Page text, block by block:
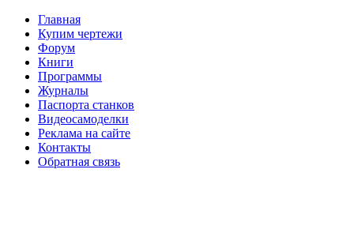
Главная
Купим чертежи
Форум
Книги
Программы
Журналы
Паспорта станков
Видеосамоделки
Реклама на сайте
Контакты
Обратная связь